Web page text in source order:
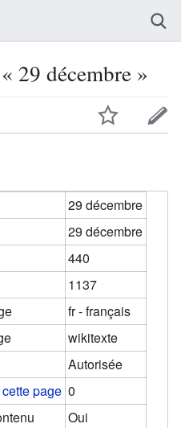
29 décembre »
29 décembre
29 décembre
440
1137
fr - français
wikitexte
Autorisée
page 0
Oui